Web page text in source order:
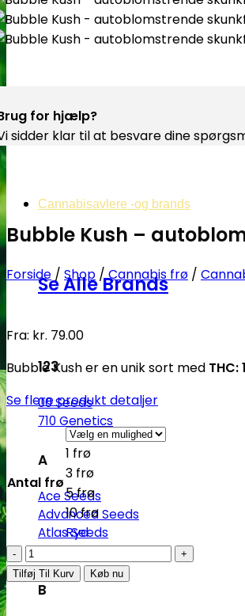
Cannabisavlere -og brands
Se Alle Brands
123
00 Seeds
710 Genetics
A
Ace Seeds
Advanced Seeds
Atlas Seeds
Azure CBD Co.
B
for hjælp?
sidder klar til at besvare dine
Bubble Kush –
Forside / Shop /Cannabis frø /
Fra: kr. 79.00
Bubble Kush er en unik sort med THC:
Se flere produkt detaljer
Antal frø
1 frø
3 frø
5 frø
10 frø
Ryd
Bubble
Kush
Tilføj Til Kurv Køb nu